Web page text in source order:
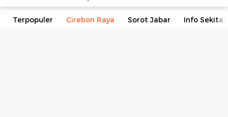
Terpopuler Cirebon Raya Sorot Jabar Info